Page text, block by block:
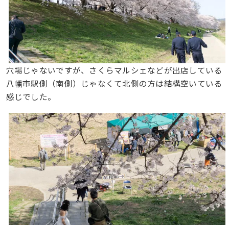
穴場じゃないですが、さくらマルシェなどが出店している
八幡市駅側（南側）じゃなくて北側の方は結構空いている
感じでした。